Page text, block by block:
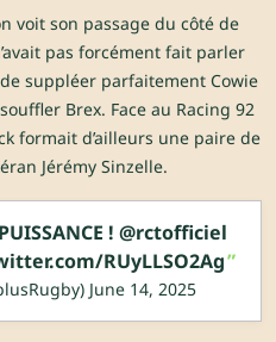
voit son passage du côté de
pas forcément fait parler
suppléer parfaitement Cowie
Brex. Face au Racing 92
formait d’ailleurs une paire de
Jérémy Sinzelle.
! @rctofficiel
RUyLLSO2Ag
June 14, 2025